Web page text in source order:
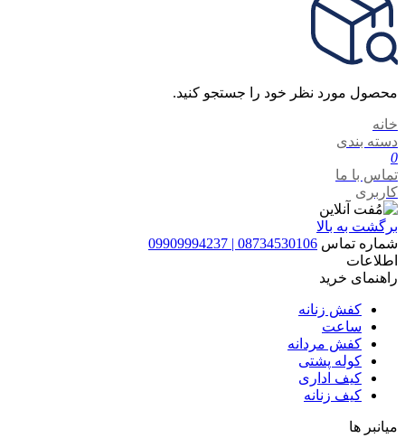
محصول مورد نظر خود را جستجو کنید.
خانه
دسته بندی
0
تماس با ما
کاربری
برگشت به بالا
شماره تماس 08734530106 | 09909994237
اطلاعات
راهنمای خرید
کفش زنانه
ساعت
کفش مردانه
کوله پشتی
کیف اداری
کیف زنانه
میانبر ها